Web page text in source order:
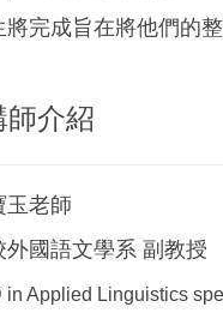
將完成旨在將他們的
師介紹
玉老師
外國語文學系 副教授
in Applied Linguistics